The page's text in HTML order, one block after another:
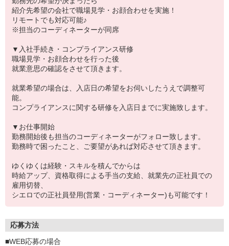
紹介先希望の会社で職場見学・お顔合わせを実施！
リモートでも対応可能♪
※担当のコーディネーターが同席
▼入社手続き・コンプライアンス研修
職場見学・お顔合わせを行った後
就業意思の確認をさせて頂きます。
就業希望の場合は、入店日の希望をお伺いしたうえで調整可
能。
コンプライアンスに関する研修を入店日までに実施致します。
▼お仕事開始
勤務開始後も担当のコーディネーターがフォロー致します。
勤務時で困ったこと、ご要望があれば対応させて頂きます。
ゆくゆくは経験・スキルを積んでからは
時給アップ、資格取得による手当の支給、就業先の正社員での
雇用切替、
シエロでの正社員登用(営業・コーディネーター)も可能です！
応募方法
■WEB応募の場合